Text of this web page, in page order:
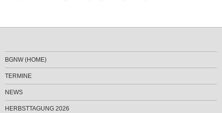
BGNW (HOME)
TERMINE
NEWS
HERBSTTAGUNG 2026